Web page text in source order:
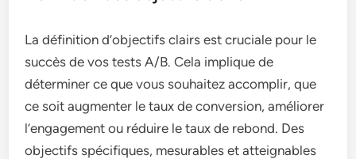
La définition d’objectifs clairs est cruciale pour le
succès de vos tests A/B. Cela implique de
déterminer ce que vous souhaitez accomplir, que
ce soit augmenter le taux de conversion, améliorer
l’engagement ou réduire le taux de rebond. Des
objectifs spécifiques, mesurables et atteignables